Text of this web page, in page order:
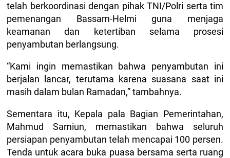
telah berkoordinasi dengan pihak TNI/Polri serta tim
pemenangan Bassam-Helmi guna menjaga
keamanan dan ketertiban selama prosesi
penyambutan berlangsung.
“Kami ingin memastikan bahwa penyambutan ini
berjalan lancar, terutama karena suasana saat ini
masih dalam bulan Ramadan,” tambahnya.
Sementara itu, Kepala pala Bagian Pemerintahan,
Mahmud Samiun, memastikan bahwa seluruh
persiapan penyambutan telah mencapai 100 persen.
Tenda untuk acara buka puasa bersama serta ruang